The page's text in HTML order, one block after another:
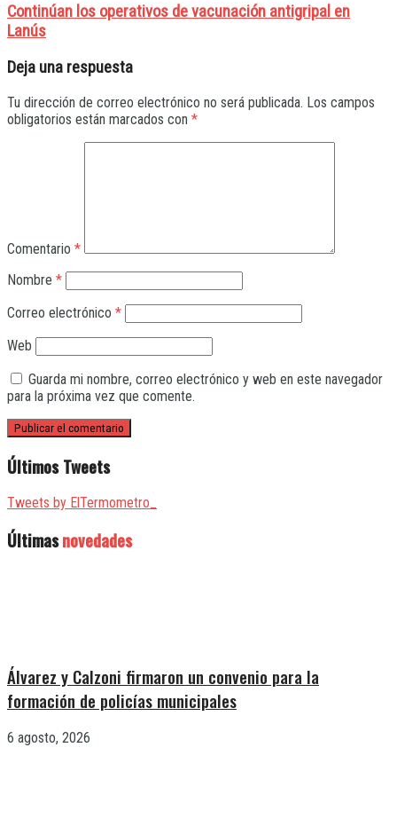
Continúan los operativos de vacunación antigripal en
Lanús
Deja una respuesta
Tu dirección de correo electrónico no será publicada. Los campos
obligatorios están marcados con *
Comentario *
Nombre *
Correo electrónico *
Web
Guarda mi nombre, correo electrónico y web en este navegador
para la próxima vez que comente.
Últimos Tweets
Tweets by ElTermometro_
Últimasnovedades
Álvarez y Calzoni firmaron un convenio para la
formación de policías municipales
6 agosto, 2026